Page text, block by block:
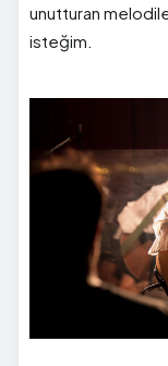
unutturan
isteğim.